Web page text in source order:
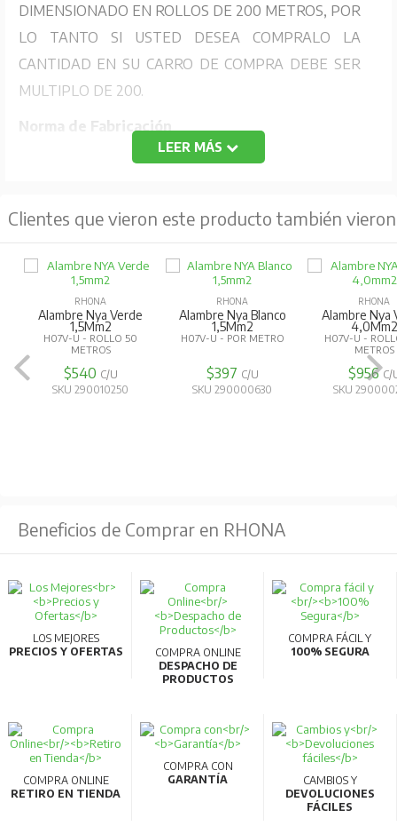
DIMENSIONADO EN ROLLOS DE 200 METROS, POR
LO TANTO SI USTED DESEA COMPRALO LA
CANTIDAD EN SU CARRO DE COMPRA DEBE SER
MULTIPLO DE 200.
Norma de Fabricación
Especificación CHILECTRA Nº 36.
Conductor de empalme concéntrico.
Tensión máxima de servicio: 600 Volts.
Temperatura máxima de servicio: 70 °C.
Descripción del Conductor
Alambre de cobre electrolítico de temple blando aislado
con PVC 70 ºC, sobre la aislación un conductor
Conductor: Alambre de cobre electrolítico de temple
Aplicaciones
Para empalmes de casa en baja tensión. Especialmente
diseñado para evitar robo de energía.
LEER MÁS
Clientes que vieron este producto también vieron
RHONA
Alambre Nya Verde
1,5Mm2
H07V-U - ROLLO 50
METROS
$540 C/U
SKU 290010250
RHONA
Alambre Nya Blanco
1,5Mm2
H07V-U - POR METRO
$397 C/U
SKU 290000630
RHONA
Alambre Nya
4,0Mm2
H07V-U -
METROS
$956C/
SKU
Beneficios de Comprar en RHONA
LOS MEJORES
PRECIOS Y OFERTAS
COMPRA ONLINE
DESPACHO DE
PRODUCTOS
COMPRA FÁCIL Y
100% SEGURA
COMPRA ONLINE
RETIRO EN TIENDA
COMPRA CON
GARANTÍA
CAMBIOS Y
DEVOLUCIONES
FÁCILES